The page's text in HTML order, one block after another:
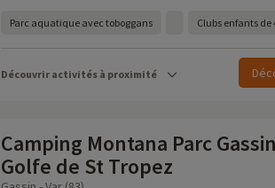
Parc aquatique avec toboggans Clubs enfants de
Découvrir activités à proximité
Camping Montana Parc Gassin
Golfe de St Tropez